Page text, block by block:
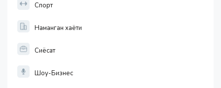
Спорт
Наманган хаёти
Сиёсат
Шоу-Бизнес